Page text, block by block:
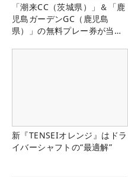
「潮来CC（茨城県）」＆「鹿
児島ガーデンGC（鹿児島
県）」の無料プレー券が当た
新『TENSEIオレンジ』はドラ
イバーシャフトの“最適解”